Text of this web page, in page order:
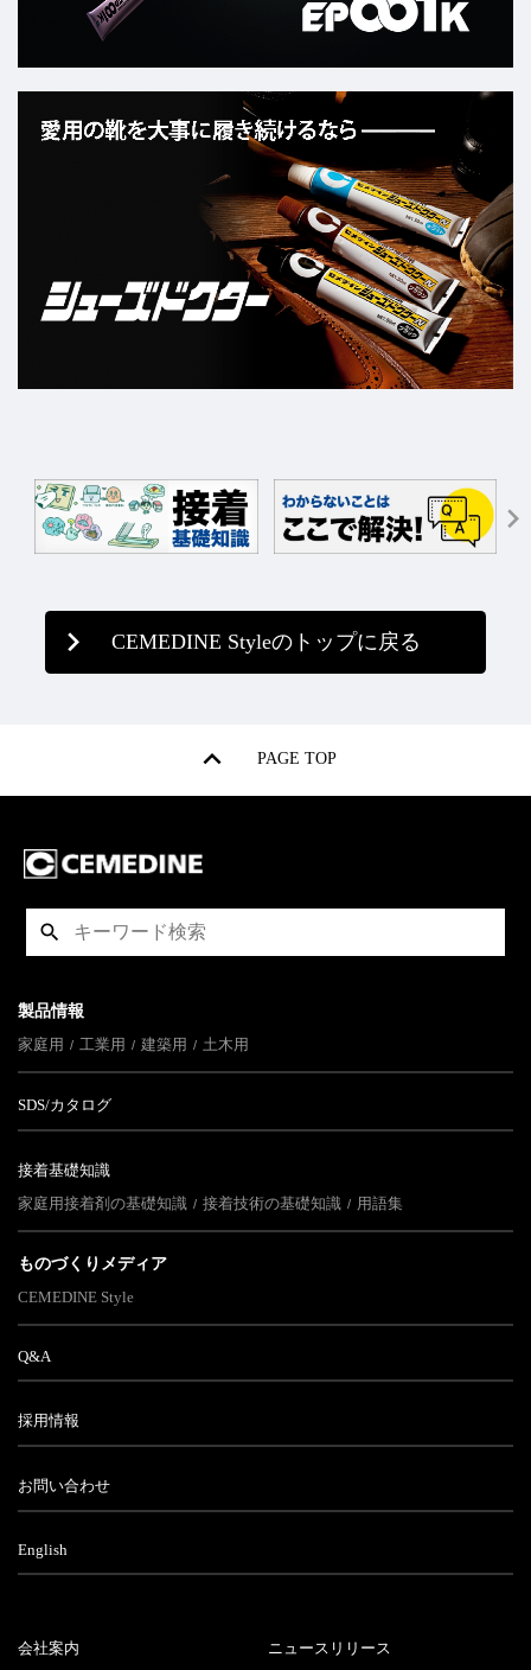
CEMEDINE Styleのトップに戻る
PAGE TOP
製品情報
家庭用
工業用 建築用 土木用
SDS/カタログ
接着基礎知識
家庭用接着剤の基礎知識
接着技術の基礎知識 用語集
ものづくりメディア
CEMEDINE Style
Q&A
採用情報
お問い合わせ
English
会社案内 ニュースリリース